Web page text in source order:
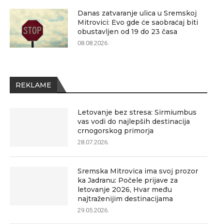
Danas zatvaranje ulica u Sremskoj
Mitrovici: Evo gde će saobraćaj biti
obustavljen od 19 do 23 časa
08.08.2026.
REKLAME
Letovanje bez stresa: Sirmiumbus
vas vodi do najlepših destinacija
crnogorskog primorja
28.07.2026.
Sremska Mitrovica ima svoj prozor
ka Jadranu: Počele prijave za
letovanje 2026, Hvar među
najtraženijim destinacijama
29.05.2026.